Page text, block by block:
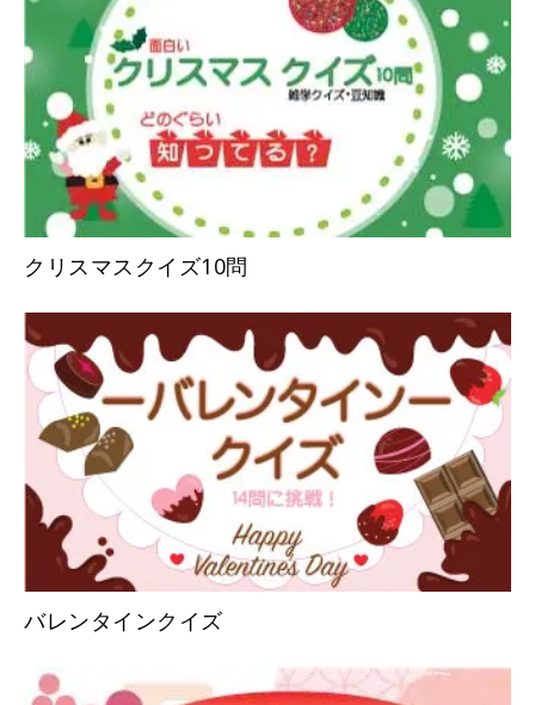
クリスマスクイズ10問
バレンタインクイズ